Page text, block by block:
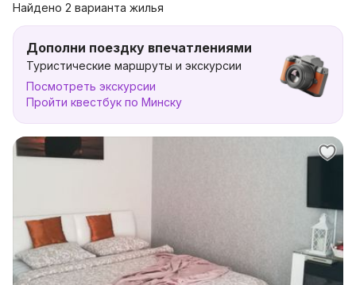
Найдено 2 варианта жилья
Дополни поездку впечатлениями
Туристические маршруты и экскурсии
Посмотреть экскурсии
Пройти квестбук по Минску